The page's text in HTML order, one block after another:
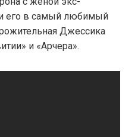
его в самый любимый
Джессика
и «Арчера».